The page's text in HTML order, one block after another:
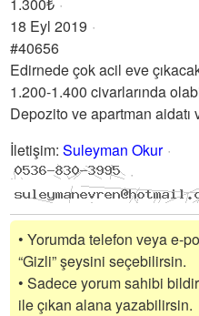
18 Eyl 2019
#40656
Edirnede çok acil eve
1.200-1.400 civarlarında
Depozito ve apartman aidatı
İletişim:Suleyman Okur
• Yorumda telefon veya e-
“Gizli” şeysini seçebilirsin.
• Sadece yorum sahibi
ile çıkan alana yazabilirsin.